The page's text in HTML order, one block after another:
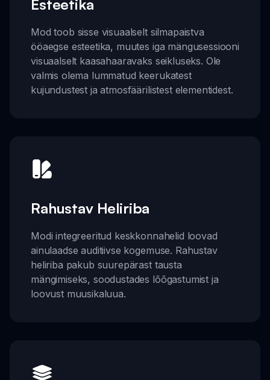
Esteetika
Mod toob sisse visuaalselt silmapaistva
ööaegse esteetika, muutes iga mängusessiooni
visuaalselt kaasahaaravaks seikluseks. Ole
valmis olema lummatud keerukatest
kujundustest ja atmosfäärilistest elementidest.
Rahustav Heliriba
Modi integreeritud keskkonnahelid loovad
ainulaadse auditiivse kogemuse. Rahustav
heliriba pakub suurepärast tausta
mängimiseks, soodustades lõõgastumist ja
loovust muusikaluua.